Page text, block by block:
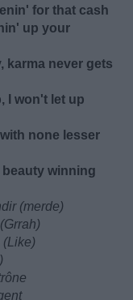
for that cash
up your
karma never gets
I won't let up
none lesser
beauty winning
(merde)
(Like)